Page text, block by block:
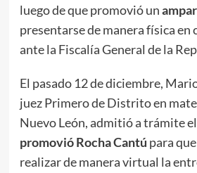
luego de que promovió un
presentarse de manera física en
ante la Fiscalía General de la
El pasado 12 de diciembre,
juez Primero de Distrito en
Nuevo León, admitió a trámite el
promovió Rocha Cantú para
realizar de manera virtual la